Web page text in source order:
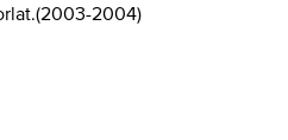
(2003-2004)